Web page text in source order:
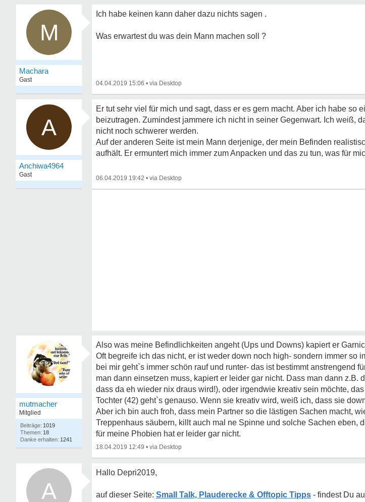
M
Machara
Gast
Ich habe keinen kann daher dazu nichts sagen .
Was erwartest du was dein Mann machen soll ?
04.04.2019 15:06 •
A
Anchiwa4964
Gast
Er tut sehr viel für mich und sagt, dass er es gern macht. Aber ich habe so
beizutragen. Zumindest jammere ich nicht in seiner Gegenwart. Ich weiß,
nicht noch schwerer werden.
Auf der anderen Seite ist mein Mann derjenige, der mein Befinden
aufhält. Er ermuntert mich immer zum Anpacken und das zu tun, was für
06.04.2019 19:42 •
mutmacher
Mitglied
1019
18
1241
Also was meine Befindlichkeiten angeht (Ups und Downs) kapiert er
Oft begreife ich das nicht, er ist weder down noch high- sondern immer so
bei mir geht`s immer schön rauf und runter- das ist bestimmt anstrengend
man dann einsetzen muss, kapiert er leider gar nicht. Dass man dann
dass da eh wieder nix draus wird!), oder irgendwie kreativ sein möchte,
Tochter (42) geht`s genauso. Wenn sie kreativ wird, weiß ich, dass sie
Aber ich bin auch froh, dass mein Partner so die lästigen Sachen macht,
Treppenhaus säubern, killt auch mal ne Spinne und solche Sachen eben,
für meine Phobien hat er leider gar nicht.
18.04.2019 12:49 •
A
Hallo Depri2019,
Small Talk, Plauderecke & Offtopic Tipps